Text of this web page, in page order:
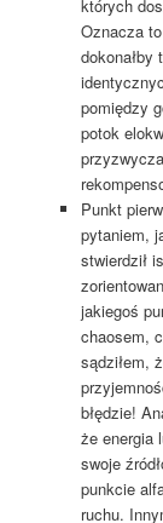
których
Oznacza
dokonałby
pomiędzy
potok
Punkt
pytaniem,
stwierdził
jakiegoś
chaosem,
sądziłem,
błędzie!
że energia
swoje
punkcie
ruchu.